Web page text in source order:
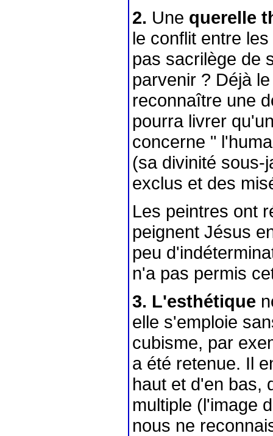
2. Une querelle
le conflit entre
pas sacrilège de
parvenir ? Déjà
reconnaître une
pourra livrer
concerne "
(sa divinité sous-
exclus et des
Les peintres ont
peignent Jésus
peu
n'a pas permis
3. L'esthétique
elle s'emploie
cubisme, par
a été retenue. Il
haut et d'en bas,
multiple (l'image
nous ne